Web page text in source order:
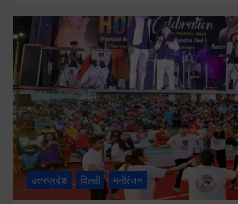
उत्तरप्रदेश दिल्ली मनोरंजन